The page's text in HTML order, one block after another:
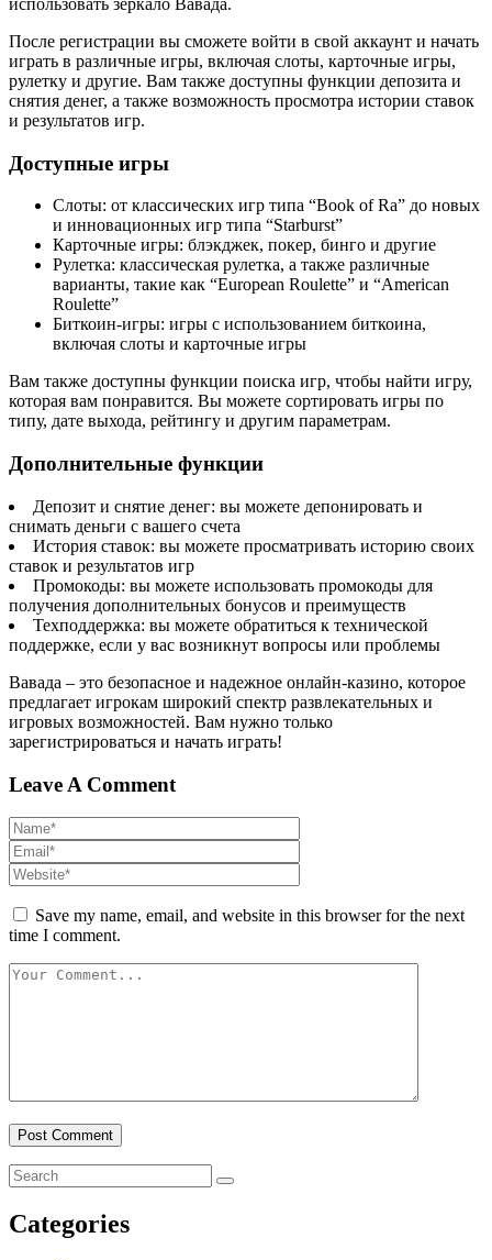
использовать зеркало Вавада.
После регистрации вы сможете войти в свой аккаунт и начать
играть в различные игры, включая слоты, карточные игры,
рулетку и другие. Вам также доступны функции депозита и
снятия денег, а также возможность просмотра истории ставок
и результатов игр.
Доступные игры
Слоты: от классических игр типа “Book of Ra” до новых
и инновационных игр типа “Starburst”
Карточные игры: блэкджек, покер, бинго и другие
Рулетка: классическая рулетка, а также различные
варианты, такие как “European Roulette” и “American
Roulette”
Биткоин-игры: игры с использованием биткоина,
включая слоты и карточные игры
Вам также доступны функции поиска игр, чтобы найти игру,
которая вам понравится. Вы можете сортировать игры по
типу, дате выхода, рейтингу и другим параметрам.
Дополнительные функции
Депозит и снятие денег: вы можете депонировать и
снимать деньги с вашего счета
История ставок: вы можете просматривать историю своих
ставок и результатов игр
Промокоды: вы можете использовать промокоды для
получения дополнительных бонусов и преимуществ
Техподдержка: вы можете обратиться к технической
поддержке, если у вас возникнут вопросы или проблемы
Вавада – это безопасное и надежное онлайн-казино, которое
предлагает игрокам широкий спектр развлекательных и
игровых возможностей. Вам нужно только
зарегистрироваться и начать играть!
Leave A Comment
Save my name, email, and website in this browser for the next
time I comment.
Categories